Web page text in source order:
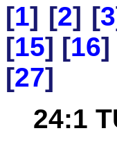
[1] [2] [3
[15] [16]
[27]
24:1